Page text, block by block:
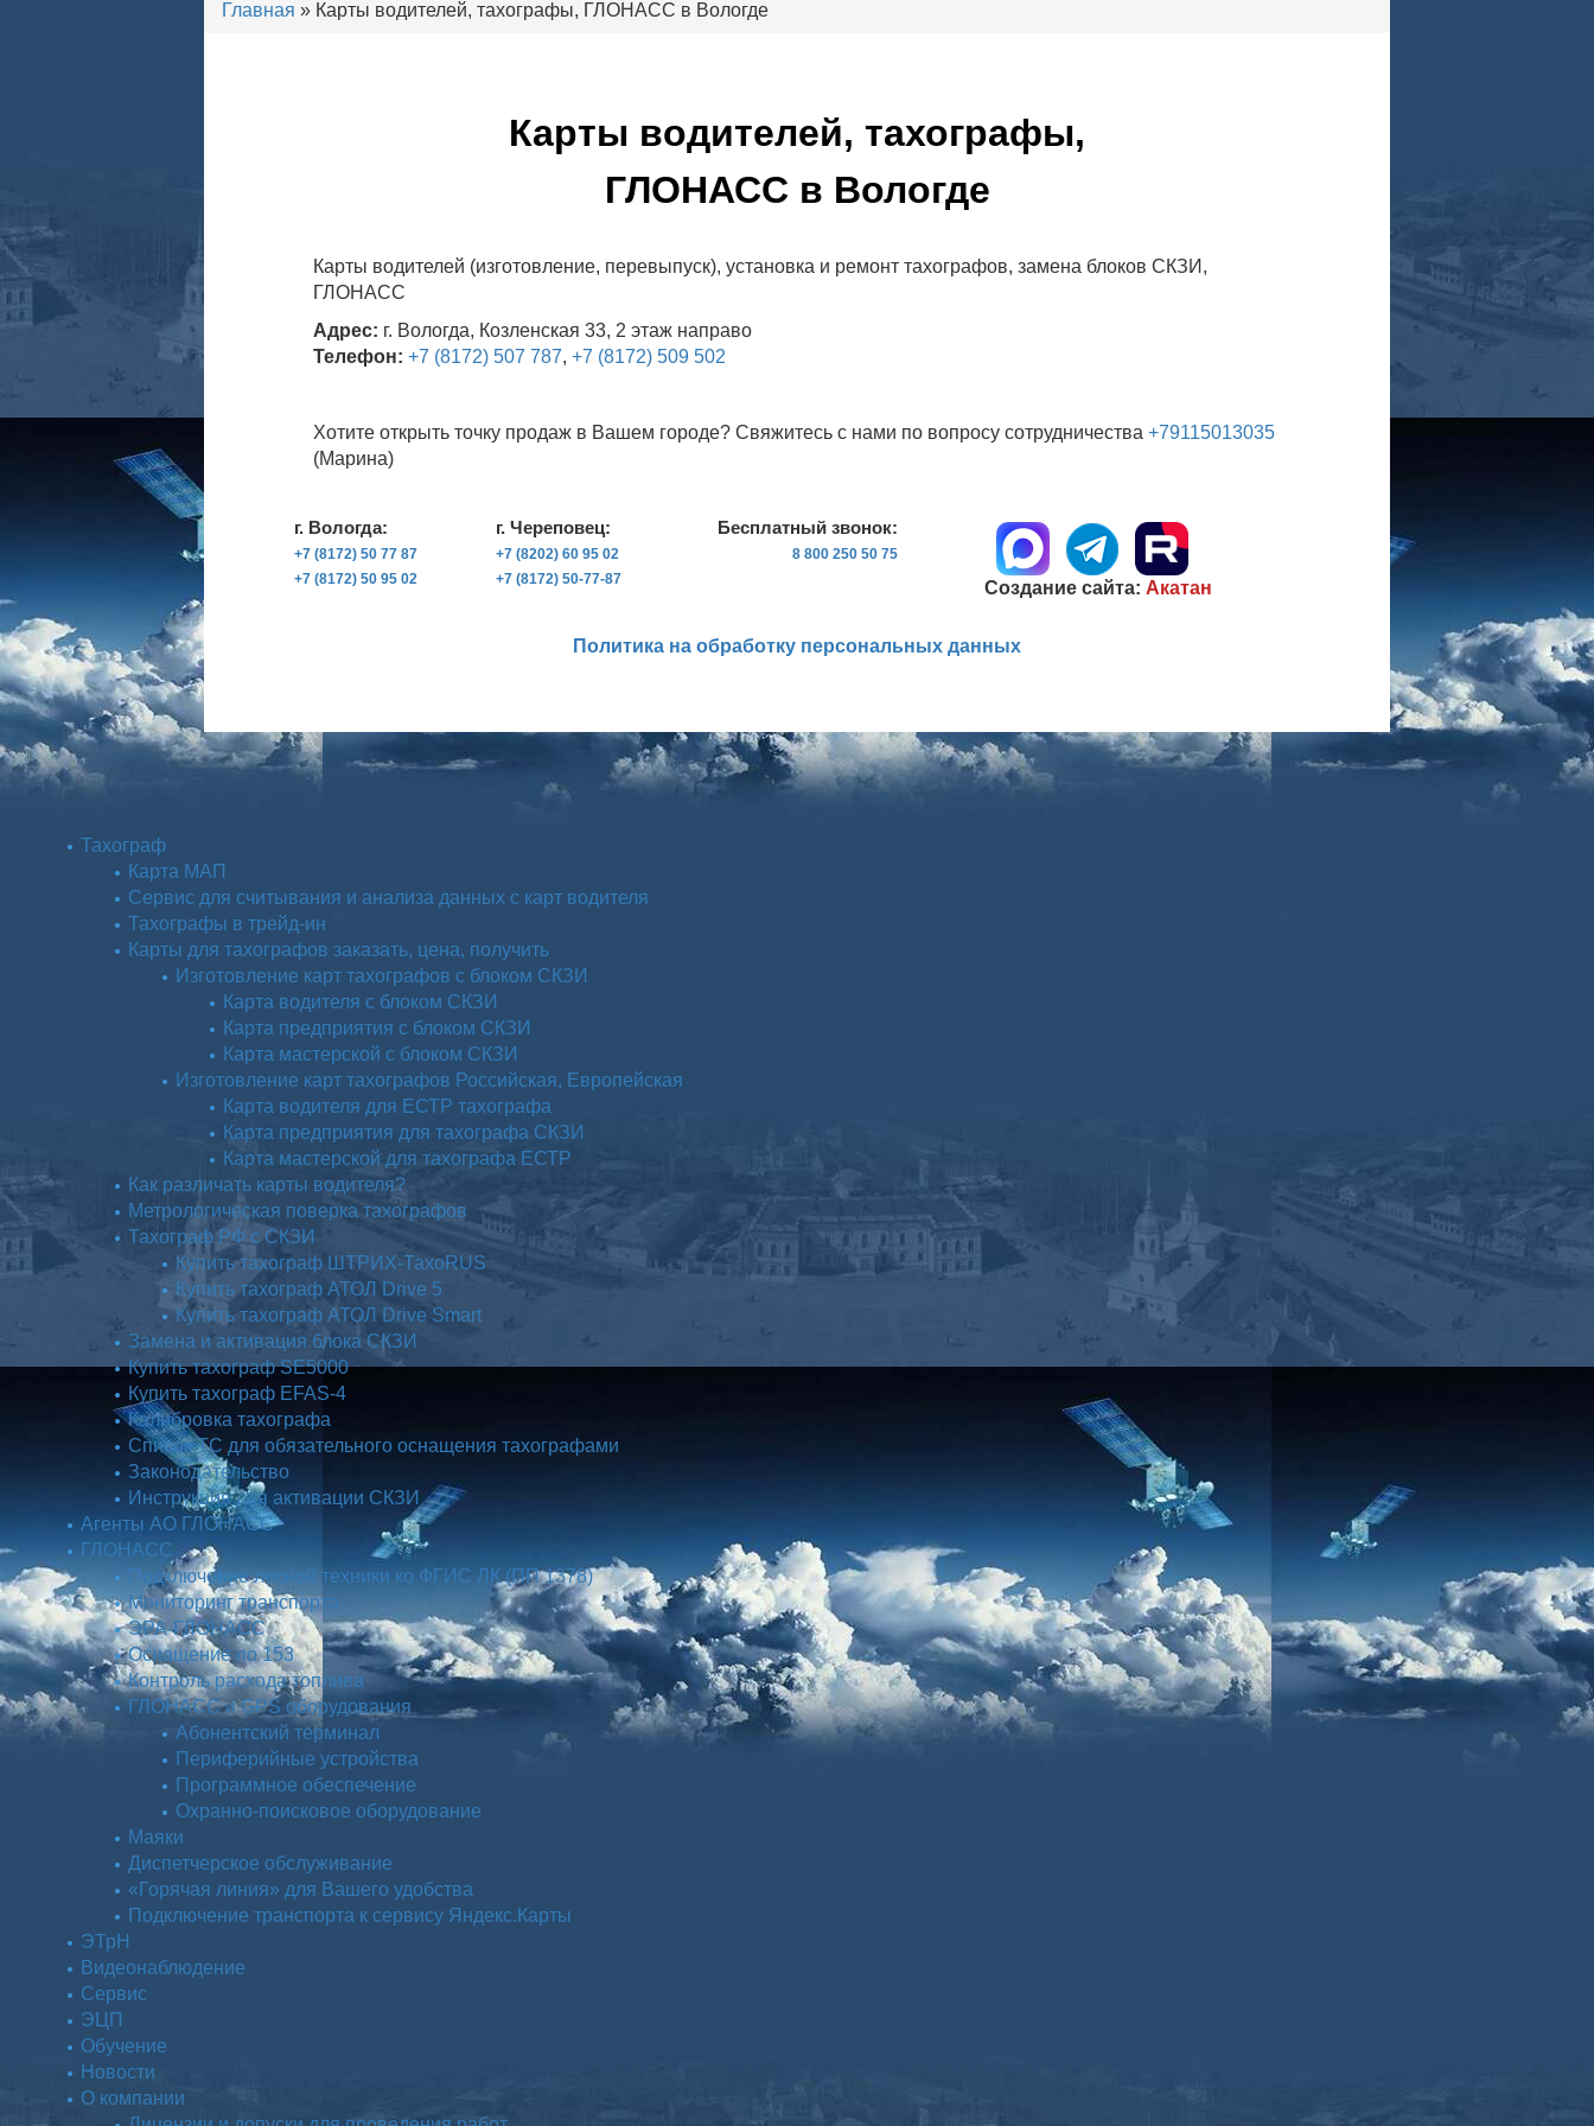
Главная » Карты водителей, тахографы, ГЛОНАСС в Вологде
Карты водителей, тахографы,
ГЛОНАСС в Вологде
Карты водителей (изготовление, перевыпуск), установка и ремонт тахографов, замена блоков СКЗИ,
ГЛОНАСС
Адрес: г. Вологда, Козленская 33, 2 этаж направо
Телефон: +7 (8172) 507 787, +7 (8172) 509 502
Хотите открыть точку продаж в Вашем городе? Свяжитесь с нами по вопросу сотрудничества +79115013035
(Марина)
г. Вологда:
+7 (8172) 50 77 87
+7 (8172) 50 95 02
г. Череповец:
+7 (8202) 60 95 02
+7 (8172) 50-77-87
Бесплатный звонок:
8 800 250 50 75
Создание сайта: Акатан
Политика на обработку персональных данных
Тахограф
Карта МАП
Сервис для считывания и анализа данных с карт водителя
Тахографы в трейд-ин
Карты для тахографов заказать, цена, получить
Изготовление карт тахографов с блоком СКЗИ
Карта водителя с блоком СКЗИ
Карта предприятия с блоком СКЗИ
Карта мастерской с блоком СКЗИ
Изготовление карт тахографов Российская, Европейская
Карта водителя для ЕСТР тахографа
Карта предприятия для тахографа СКЗИ
Карта мастерской для тахографа ЕСТР
Как различать карты водителя?
Метрологическая поверка тахографов
Тахограф РФ с СКЗИ
Купить тахограф ШТРИХ-ТахоRUS
Купить тахограф АТОЛ Drive 5
Купить тахограф АТОЛ Drive Smart
Замена и активация блока СКЗИ
Купить тахограф SE5000
Купить тахограф EFAS-4
Калибровка тахографа
Список ТС для обязательного оснащения тахографами
Законодательство
Инструкция для активации СКЗИ
Агенты АО ГЛОНАСС
ГЛОНАСС
Подключение лесной техники ко ФГИС ЛК (ПП 1378)
Мониторинг транспорта
ЭРА-ГЛОНАСС
Оснащение по 153
Контроль расхода топлива
ГЛОНАСС и GPS оборудования
Абонентский терминал
Периферийные устройства
Программное обеспечение
Охранно-поисковое оборудование
Маяки
Диспетчерское обслуживание
«Горячая линия» для Вашего удобства
Подключение транспорта к сервису Яндекс.Карты
ЭТрН
Видеонаблюдение
Сервис
ЭЦП
Обучение
Новости
О компании